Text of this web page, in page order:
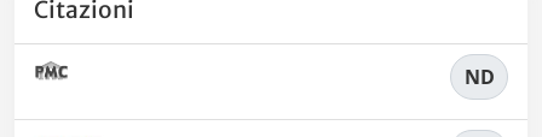
Citazioni
ND